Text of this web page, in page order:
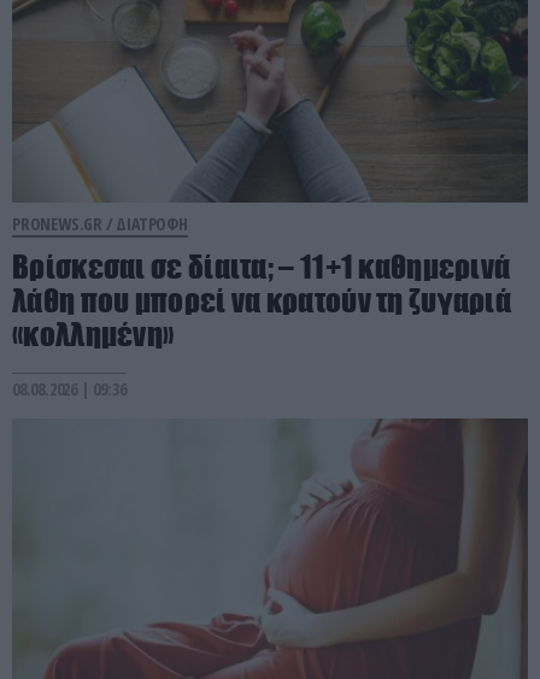
PRONEWS.GR / ΔΙΑΤΡΟΦΗ
Βρίσκεσαι σε δίαιτα; – 11+1 καθημερινά
λάθη που μπορεί να κρατούν τη ζυγαριά
«κολλημένη»
08.08.2026 | 09:36